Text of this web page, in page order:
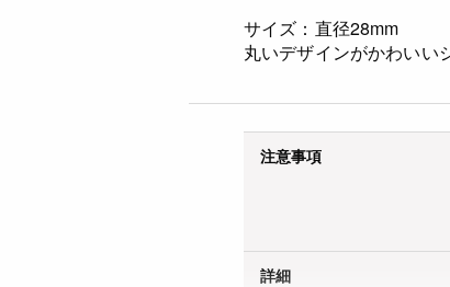
サイズ：直径28mm
丸いデザインがかわいい
注意事項
詳細